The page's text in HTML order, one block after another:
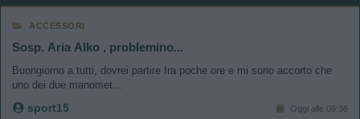
ACCESSORI
Sosp. Aria Alko , problemino...
Buongiorno a tutti, dovrei partire fra poche ore e mi sono accorto che
uno dei due manomet...
sport15 Oggi alle 06:36